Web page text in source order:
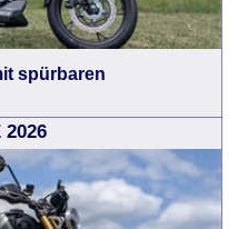
spürbaren